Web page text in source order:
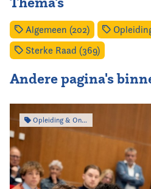
Algemeen (202)
Sterke Raad (369)
Andere pagina's
Opleiding & Ontwikkeling